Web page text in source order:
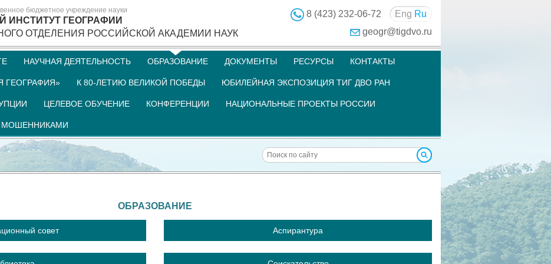
бюджетное учреждение науки
ИНСТИТУТ ГЕОГРАФИИ
ОТДЕЛЕНИЯ РОССИЙСКОЙ АКАДЕМИИ НАУК
8 (423) 232-06-72 Eng Ru
geogr@tigdvo.ru
НАУЧНАЯ ДЕЯТЕЛЬНОСТЬ ОБРАЗОВАНИЕ ДОКУМЕНТЫ РЕСУРСЫ КОНТАКТЫ
ГЕОГРАФИЯ» К 80-ЛЕТИЮ ВЕЛИКОЙ ПОБЕДЫ ЮБИЛЕЙНАЯ ЭКСПОЗИЦИЯ ТИГ ДВО РАН
ЦЕЛЕВОЕ ОБУЧЕНИЕ КОНФЕРЕНЦИИ НАЦИОНАЛЬНЫЕ ПРОЕКТЫ РОССИИ
МОШЕННИКАМИ
ОБРАЗОВАНИЕ
совет Аспирантура